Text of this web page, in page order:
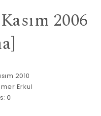
2006
2010
Erkul
0